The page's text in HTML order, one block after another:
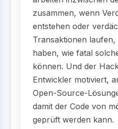
zusammen, wenn
entstehen oder
Transaktionen
haben, wie fatal
können. Und der
Entwickler motiviert,
Open-Source-
damit der Code von
geprüft werden kann.